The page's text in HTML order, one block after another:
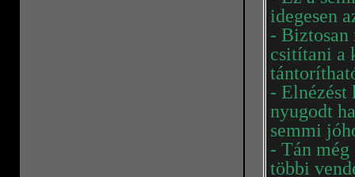
idegesen
- Biztosan
csitítani a
- Elnézést
nyugodt
semmi
- Tán még
többi